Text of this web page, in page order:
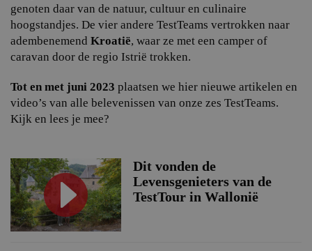
genoten daar van de natuur, cultuur en culinaire
hoogstandjes. De vier andere TestTeams vertrokken naar
adembenemend Kroatië, waar ze met een camper of
caravan door de regio Istrië trokken.
Tot en met juni 2023 plaatsen we hier nieuwe artikelen en
video’s van alle belevenissen van onze zes TestTeams.
Kijk en lees je mee?
Dit vonden de
Levensgenieters van de
TestTour in Wallonië